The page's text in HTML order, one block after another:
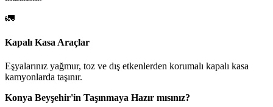
🚛
Kapalı Kasa Araçlar
Eşyalarınız yağmur, toz ve dış etkenlerden korumalı kapalı kasa
kamyonlarda taşınır.
Konya Beyşehir'in Taşınmaya Hazır mısınız?